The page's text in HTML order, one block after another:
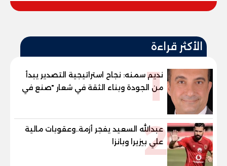
الأكثر قراءة
1
نديم سمنه: نجاح استراتيجية التصدير يبدأ
من الجودة وبناء الثقة في شعار "صنع في
مصر"
2
عبدالله السعيد يفجر أزمة..وعقوبات مالية
علي بيزيرا وبانزا